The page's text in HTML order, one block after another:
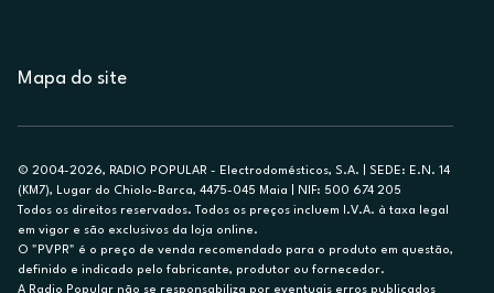
Mapa do site
© 2004-2026, RADIO POPULAR - Electrodomésticos, S.A. | SEDE: E.N. 14
(KM7), Lugar do Chiolo-Barca, 4475-045 Maia | NIF: 500 674 205
Todos os direitos reservados. Todos os preços incluem I.V.A. à taxa legal
em vigor e são exclusivos da loja online.
O "PVPR" é o preço de venda recomendado para o produto em questão,
definido e indicado pelo fabricante, produtor ou fornecedor.
A Radio Popular não se responsabiliza por eventuais erros publicados